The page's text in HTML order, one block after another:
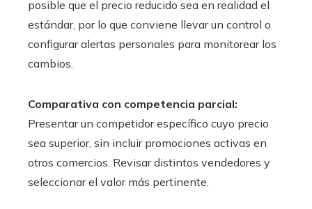
posible que el precio reducido sea en realidad el
estándar, por lo que conviene llevar un control o
configurar alertas personales para monitorear los
cambios.
Comparativa con competencia parcial:
Presentar un competidor específico cuyo precio
sea superior, sin incluir promociones activas en
otros comercios. Revisar distintos vendedores y
seleccionar el valor más pertinente.